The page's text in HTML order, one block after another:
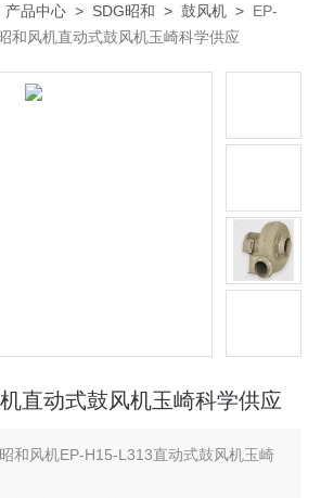
产品中心 > SDG昭和 >鼓风机 > EP-
和风机直动式鼓风机玉崎科学供应
直动式鼓风机玉崎科学供应
和风机EP-H15-L313直动式鼓风机玉崎